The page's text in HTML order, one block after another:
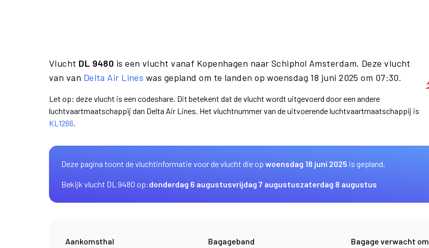
Vlucht DL 9480 is een vlucht vanaf Kopenhagen naar Schiphol Amsterdam. Deze vlucht
van van Delta Air Lines was gepland om te landen op woensdag 18 juni 2025 om 07:30.
Let op: deze vlucht is een codeshare. Dit betekent dat de vlucht wordt uitgevoerd door een andere
luchtvaartmaatschappij dan Delta Air Lines. Het vluchtnummer van de uitvoerende luchtvaartmaatschappij is
KL1266.
Deze pagina toont de vluchtinformatie voor de vlucht die op woensdag 18 juni 2025 is gepland.
Bekijk vlucht DL 9480 op:donderdag 6 augustusvrijdag 7 augustuszaterdag 8 augustus
Aankomsthal Bagageband
Bagage verwacht om